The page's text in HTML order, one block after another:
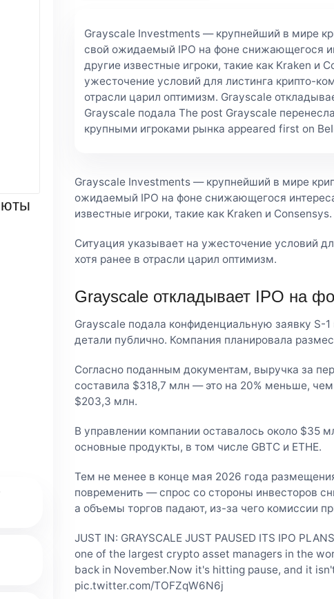
Grayscale Investments — крупнейший в мире
свой ожидаемый IPO на фоне снижающегося
другие известные игроки, такие как Kraken и
ужесточение условий для листинга крипто-
отрасли царил оптимизм. Grayscale
Grayscale подала The post Grayscale
крупными игроками рынка appeared first on
Grayscale Investments — крупнейший в мире
ожидаемый IPO на фоне снижающегося
известные игроки, такие как Kraken и Consensys.
Ситуация указывает на ужесточение условий
хотя ранее в отрасли царил оптимизм.
Grayscale откладывает IPO на
Grayscale подала конфиденциальную заявку S-
детали публично. Компания планировала
Согласно поданным документам, выручка за
составила $318,7 млн — это на 20% меньше,
$203,3 млн.
В управлении компании оставалось около $35
основные продукты, в том числе GBTC и ETHE.
Тем не менее в конце мая 2026 года
повременить — спрос со стороны инвесторов
а объемы торгов падают, из-за чего комиссии
JUST IN: GRAYSCALE JUST PAUSED ITS IPO
one of the largest crypto asset managers in the
back in November.Now it's hitting pause, and it
pic.twitter.com/TOFZqW6N6j